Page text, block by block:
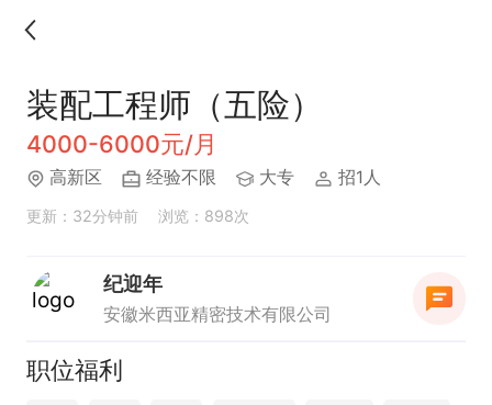
装配工程师（五险）
4000-6000元/月
高新区 经验不限 大专 招1人
更新：32分钟前 浏览：898次
纪迎年
安徽米西亚精密技术有限公司
职位福利